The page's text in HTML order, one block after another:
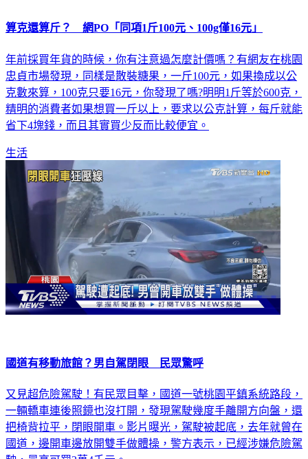
算克還算斤？ 網PO「同項1斤100元、100g僅16元」
年前採買年貨的時候，你有注意過怎麼計價嗎？有網友在桃園
忠貞市場發現，同樣是散裝糖果，一斤100元，如果換成以公
克數來算，100克只要16元，你發現了嗎?明明1斤等於600克，
精明的消費者如果想買一斤以上，要求以公克計算，每斤就能
省下4塊錢，而且其實買少反而比較便宜。
生活
國道有移動旅館？男自駕閉眼 民眾驚呼
又見超危險駕駛！有民眾目擊，國道一號桃園平鎮系統路段，
一輛轎車連後照鏡也沒打開，發現駕駛幾度手離開方向盤，還
把椅背拉平，閉眼開車。影片曝光，駕駛被起底，去年就曾在
國道，邊開車邊放開雙手做體操，警方表示，已經涉嫌危險駕